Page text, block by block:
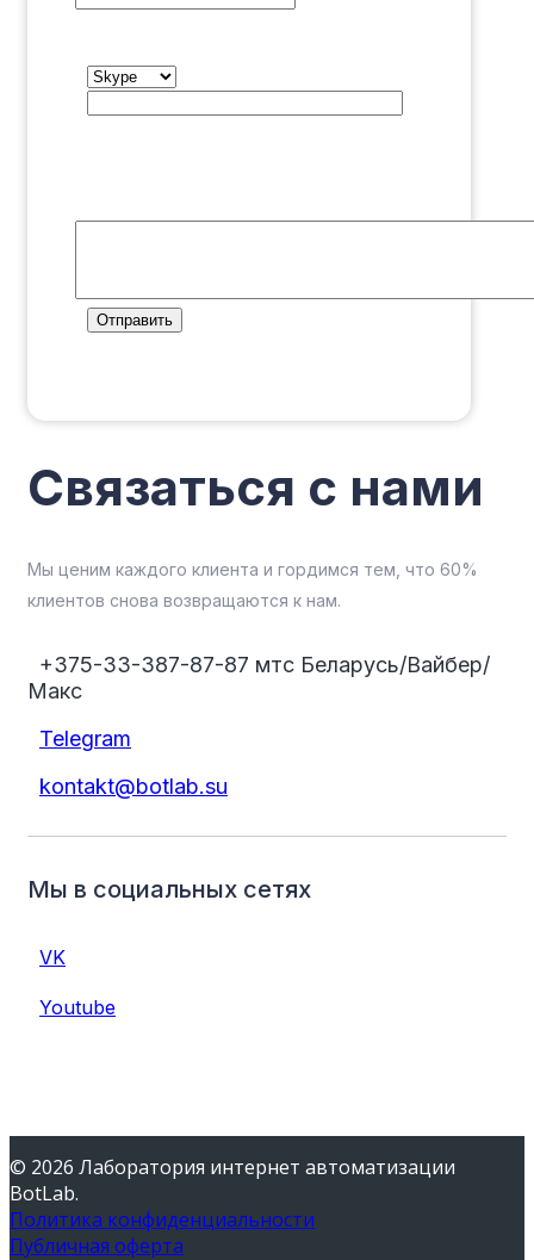
Отправить
Связаться с нами
Мы ценим каждого клиента и гордимся тем, что 60%
клиентов снова возвращаются к нам.
+375-33-387-87-87 мтс Беларусь/Вайбер/
Макс
Telegram
kontakt@botlab.su
Мы в социальных сетях
VK
Youtube
© 2026 Лаборатория интернет автоматизации
BotLab.
Политика конфиденциальности
Публичная оферта